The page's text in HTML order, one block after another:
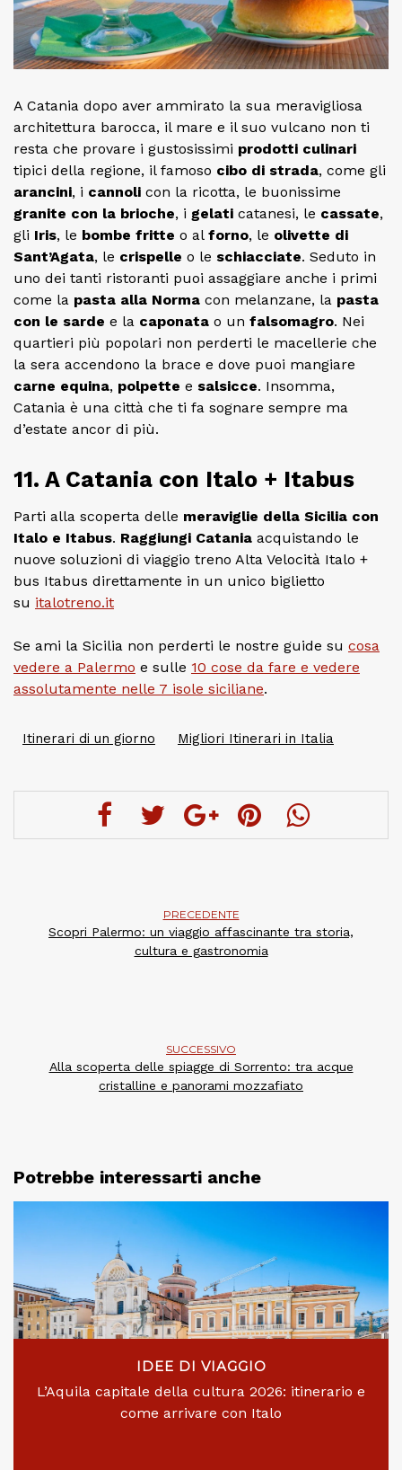
A Catania dopo aver ammirato la sua meravigliosa
architettura barocca, il mare e il suo vulcano non ti
resta che provare i gustosissimi prodotti culinari
tipici della regione, il famoso cibo di strada, come gli
arancini, i cannoli con la ricotta, le buonissime
granite con la brioche, i gelati catanesi, le cassate,
gli Iris, le bombe fritte o al forno, le olivette di
Sant’Agata, le crispelle o le schiacciate. Seduto in
uno dei tanti ristoranti puoi assaggiare anche i primi
come la pasta alla Norma con melanzane, la pasta
con le sarde e la caponata o un falsomagro. Nei
quartieri più popolari non perderti le macellerie che
la sera accendono la brace e dove puoi mangiare
carne equina, polpette e salsicce. Insomma,
Catania è una città che ti fa sognare sempre ma
d’estate ancor di più.
11. A Catania con Italo + Itabus
Parti alla scoperta delle meraviglie della Sicilia con
Italo e Itabus. Raggiungi Catania acquistando le
nuove soluzioni di viaggio treno Alta Velocità Italo +
bus Itabus direttamente in un unico biglietto
su italotreno.it
Se ami la Sicilia non perderti le nostre guide su cosa
vedere a Palermo e sulle 10 cose da fare e vedere
assolutamente nelle 7 isole siciliane.
Itinerari di un giorno Migliori Itinerari in Italia
PRECEDENTE
Scopri Palermo: un viaggio affascinante tra storia,
cultura e gastronomia
SUCCESSIVO
Alla scoperta delle spiagge di Sorrento: tra acque
cristalline e panorami mozzafiato
Potrebbe interessarti anche
IDEE DI VIAGGIO
L’Aquila capitale della cultura 2026: itinerario e
come arrivare con Italo